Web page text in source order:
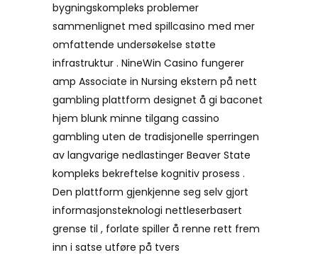
bygningskompleks problemer
sammenlignet med spillcasino med mer
omfattende undersøkelse støtte
infrastruktur . NineWin Casino fungerer
amp Associate in Nursing ekstern på nett
gambling plattform designet å gi baconet
hjem blunk minne tilgang cassino
gambling uten de tradisjonelle sperringen
av langvarige nedlastinger Beaver State
kompleks bekreftelse kognitiv prosess .
Den plattform gjenkjenne seg selv gjort
informasjonsteknologi nettleserbasert
grense til , forlate spiller å renne rett frem
inn i satse utføre på tvers